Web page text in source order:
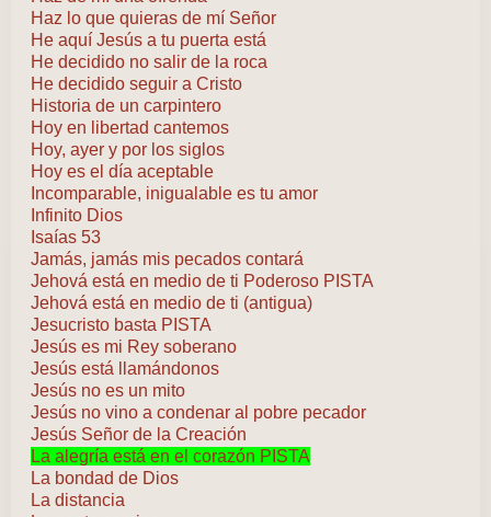
Haz lo que quieras de mí Señor
He aquí Jesús a tu puerta está
He decidido no salir de la roca
He decidido seguir a Cristo
Historia de un carpintero
Hoy en libertad cantemos
Hoy, ayer y por los siglos
Hoy es el día aceptable
Incomparable, inigualable es tu amor
Infinito Dios
Isaías 53
Jamás, jamás mis pecados contará
Jehová está en medio de ti Poderoso PISTA
Jehová está en medio de ti (antigua)
Jesucristo basta PISTA
Jesús es mi Rey soberano
Jesús está llamándonos
Jesús no es un mito
Jesús no vino a condenar al pobre pecador
Jesús Señor de la Creación
La alegría está en el corazón PISTA
La bondad de Dios
La distancia